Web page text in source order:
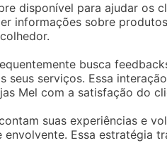
disponível para ajudar os
informações sobre
busca
seus serviços. Essa
Mel com a satisfação do
suas experiências e
envolvente. Essa estratégia